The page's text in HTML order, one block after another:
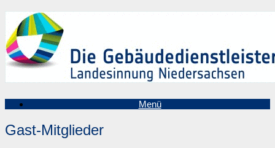
Zum
Inhalt
springen
Menü
Gast-Mitglieder